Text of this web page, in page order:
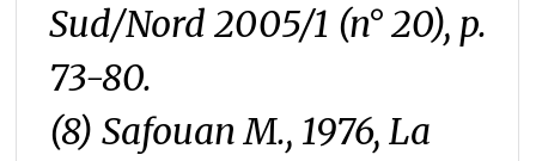
Sud/Nord 2005/1 (n° 20), p.
73-80.
(8) Safouan M., 1976, La